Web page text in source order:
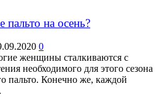
пальто на осень?
0
женщины сталкиваются с
необходимого для этого сезона
пальто. Конечно же, каждой